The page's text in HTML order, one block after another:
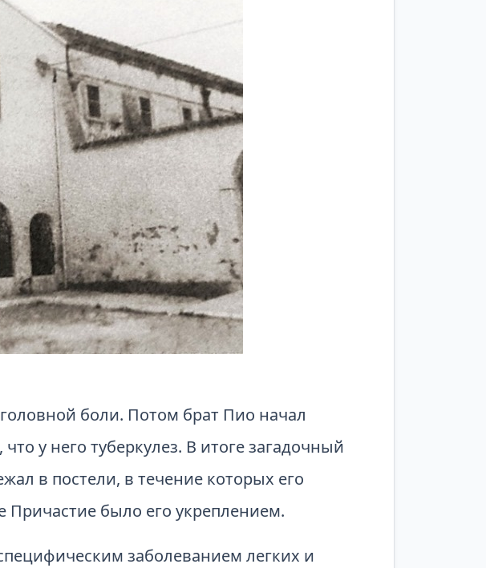
боли. Потом брат Пио начал
у него туберкулез. В итоге загадочный
в постели, в течение которых его
Причастие было его укреплением.
заболеванием легких и